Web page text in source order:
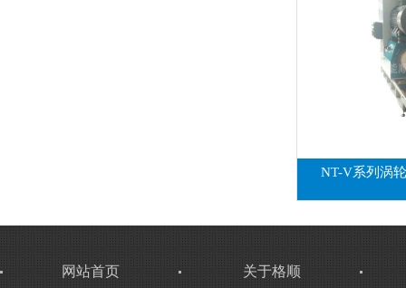
NT-V系列涡
网站首页 关于格顺